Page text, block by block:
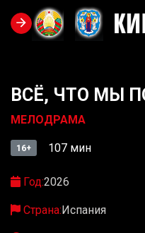
ВСЁ, ЧТО МЫ
МЕЛОДРАМА
16+ 107 мин
Год:2026
Страна:Испания